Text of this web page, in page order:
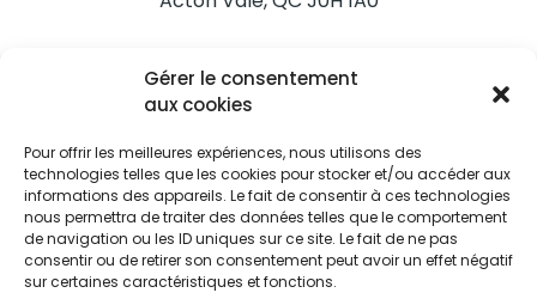
Gérer le consentement
aux cookies
Pour offrir les meilleures expériences, nous utilisons des
technologies telles que les cookies pour stocker et/ou accéder aux
informations des appareils. Le fait de consentir à ces technologies
nous permettra de traiter des données telles que le comportement
de navigation ou les ID uniques sur ce site. Le fait de ne pas
consentir ou de retirer son consentement peut avoir un effet négatif
sur certaines caractéristiques et fonctions.
Nous joindre
Tél. 450 546-2703
Restez informés
Abonnez-vous aux alertes municipales